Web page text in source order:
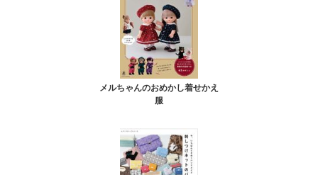
メルちゃんのおめかし着せかえ
服